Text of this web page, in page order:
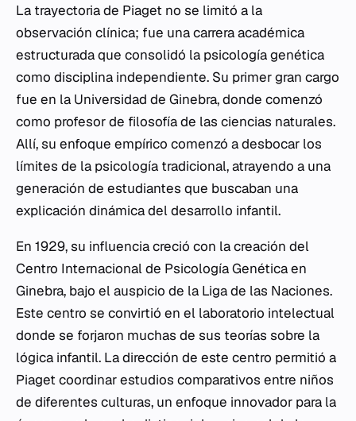
La trayectoria de Piaget no se limitó a la
observación clínica; fue una carrera académica
estructurada que consolidó la psicología genética
como disciplina independiente. Su primer gran cargo
fue en la Universidad de Ginebra, donde comenzó
como profesor de filosofía de las ciencias naturales.
Allí, su enfoque empírico comenzó a desbocar los
límites de la psicología tradicional, atrayendo a una
generación de estudiantes que buscaban una
explicación dinámica del desarrollo infantil.
En 1929, su influencia creció con la creación del
Centro Internacional de Psicología Genética en
Ginebra, bajo el auspicio de la Liga de las Naciones.
Este centro se convirtió en el laboratorio intelectual
donde se forjaron muchas de sus teorías sobre la
lógica infantil. La dirección de este centro permitió a
Piaget coordinar estudios comparativos entre niños
de diferentes culturas, un enfoque innovador para la